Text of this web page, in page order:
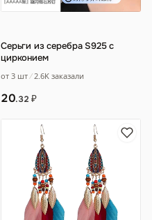
Серьги из серебра S925 с
цирконием
от 3 шт 2.6K заказали
20.32 ₽